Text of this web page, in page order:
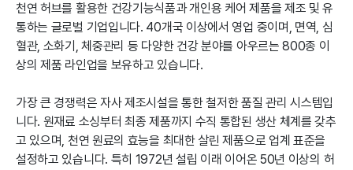
천연 허브를 활용한 건강기능식품과 개인용 케어 제품을 제조 및 유
통하는 글로벌 기업입니다. 40개국 이상에서 영업 중이며, 면역, 심
혈관, 소화기, 체중관리 등 다양한 건강 분야를 아우르는 800종 이
상의 제품 라인업을 보유하고 있습니다.
가장 큰 경쟁력은 자사 제조시설을 통한 철저한 품질 관리 시스템입
니다. 원재료 소싱부터 최종 제품까지 수직 통합된 생산 체계를 갖추
고 있으며, 천연 원료의 효능을 최대한 살린 제품으로 업계 표준을
설정하고 있습니다. 특히 1972년 설립 이래 이어온 50년 이상의 허